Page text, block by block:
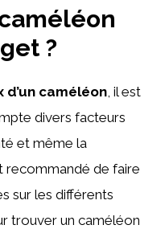
?
d’un caméléon, il est
divers facteurs
et même la
recommandé de faire
sur les différents
trouver un caméléon